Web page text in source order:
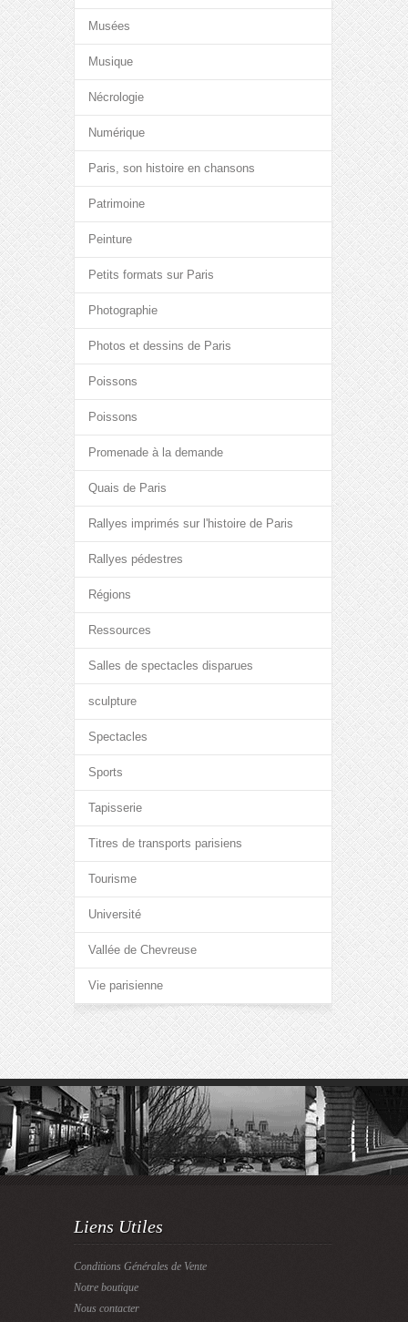
Musées
Musique
Nécrologie
Numérique
Paris, son histoire en chansons
Patrimoine
Peinture
Petits formats sur Paris
Photographie
Photos et dessins de Paris
Poissons
Poissons
Promenade à la demande
Quais de Paris
Rallyes imprimés sur l'histoire de Paris
Rallyes pédestres
Régions
Ressources
Salles de spectacles disparues
sculpture
Spectacles
Sports
Tapisserie
Titres de transports parisiens
Tourisme
Université
Vallée de Chevreuse
Vie parisienne
Liens Utiles
Conditions Générales de Vente
Notre boutique
Nous contacter